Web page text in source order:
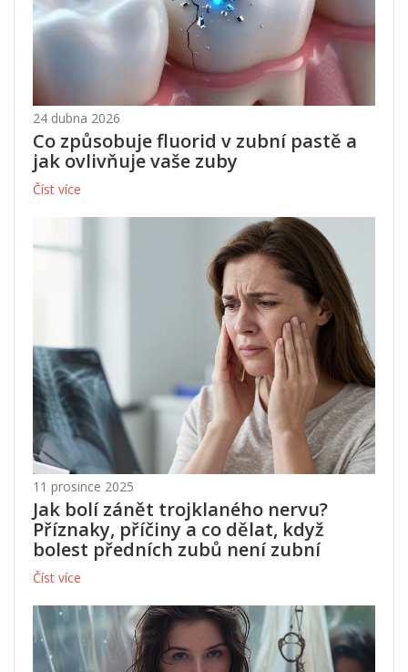
24 dubna 2026
Co způsobuje fluorid v zubní pastě a
jak ovlivňuje vaše zuby
Číst více
11 prosince 2025
Jak bolí zánět trojklaného nervu?
Příznaky, příčiny a co dělat, když
bolest předních zubů není zubní
Číst více